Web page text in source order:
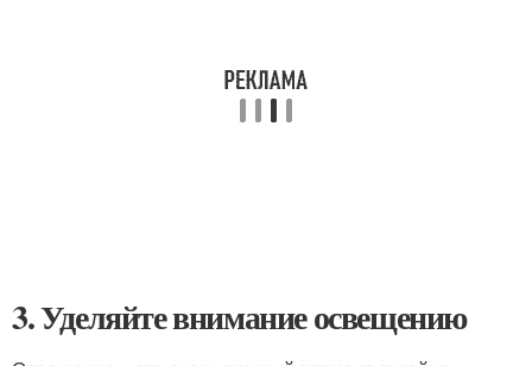
3. Уделяйте внимание освещению